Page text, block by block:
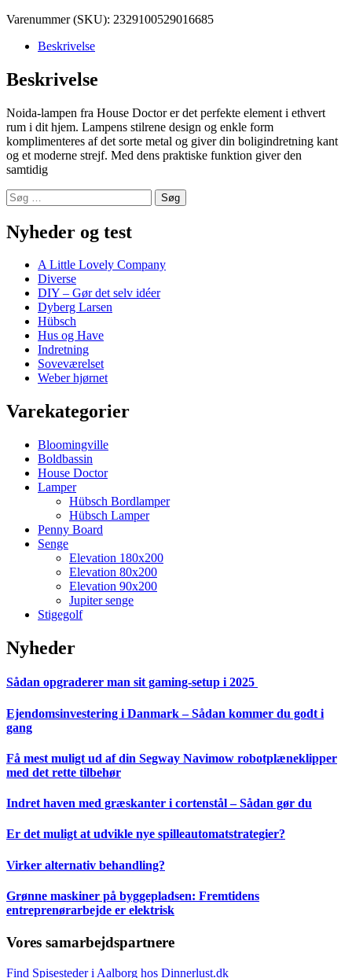
Varenummer (SKU): 2329100529016685
Beskrivelse
Beskrivelse
Noida-lampen fra House Doctor er det perfekte element i ethvert
rum i dit hjem. Lampens stilrene design og enkle form
komplimenteres af det sorte metal og giver din boligindretning kant
og et moderne strejf. Med dens praktiske funktion giver den
samtidig
Søg
efter:
Nyheder og test
A Little Lovely Company
Diverse
DIY – Gør det selv idéer
Dyberg Larsen
Hübsch
Hus og Have
Indretning
Soveværelset
Weber hjørnet
Varekategorier
Bloomingville
Boldbassin
House Doctor
Lamper
Hübsch Bordlamper
Hübsch Lamper
Penny Board
Senge
Elevation 180x200
Elevation 80x200
Elevation 90x200
Jupiter senge
Stigegolf
Nyheder
Sådan opgraderer man sit gaming-setup i 2025
Ejendomsinvestering i Danmark – Sådan kommer du godt i
gang
Få mest muligt ud af din Segway Navimow robotplæneklipper
med det rette tilbehør
Indret haven med græskanter i cortenstål – Sådan gør du
Er det muligt at udvikle nye spilleautomatstrategier?
Virker alternativ behandling?
Grønne maskiner på byggepladsen: Fremtidens
entreprenørarbejde er elektrisk
Vores samarbejdspartnere
Find Spisesteder i Aalborg hos Dinnerlust.dk